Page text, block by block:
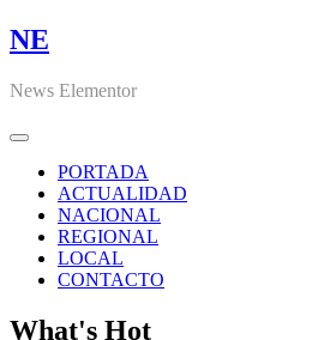
NE
News Elementor
PORTADA
ACTUALIDAD
NACIONAL
REGIONAL
LOCAL
CONTACTO
What's Hot